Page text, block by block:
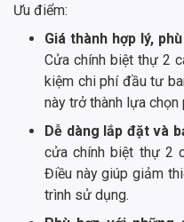
Ưu điểm:
Giá thành hợp lý,
Cửa chính biệt thự 2
kiệm chi phí đầu tư
này trở thành lựa chọn
Dễ dàng lắp đặt và
cửa chính biệt thự 2
Điều này giúp giảm
trình sử dụng.